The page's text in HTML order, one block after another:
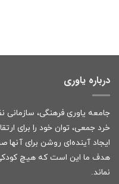
درباره یاوری
جامعه یاوری فرهنگی، سازمانی
خرد جمعی، توان خود را برای
ایجاد آینده‌ای روشن برای
هدف ما این است که هیچ کودکی
نماند.